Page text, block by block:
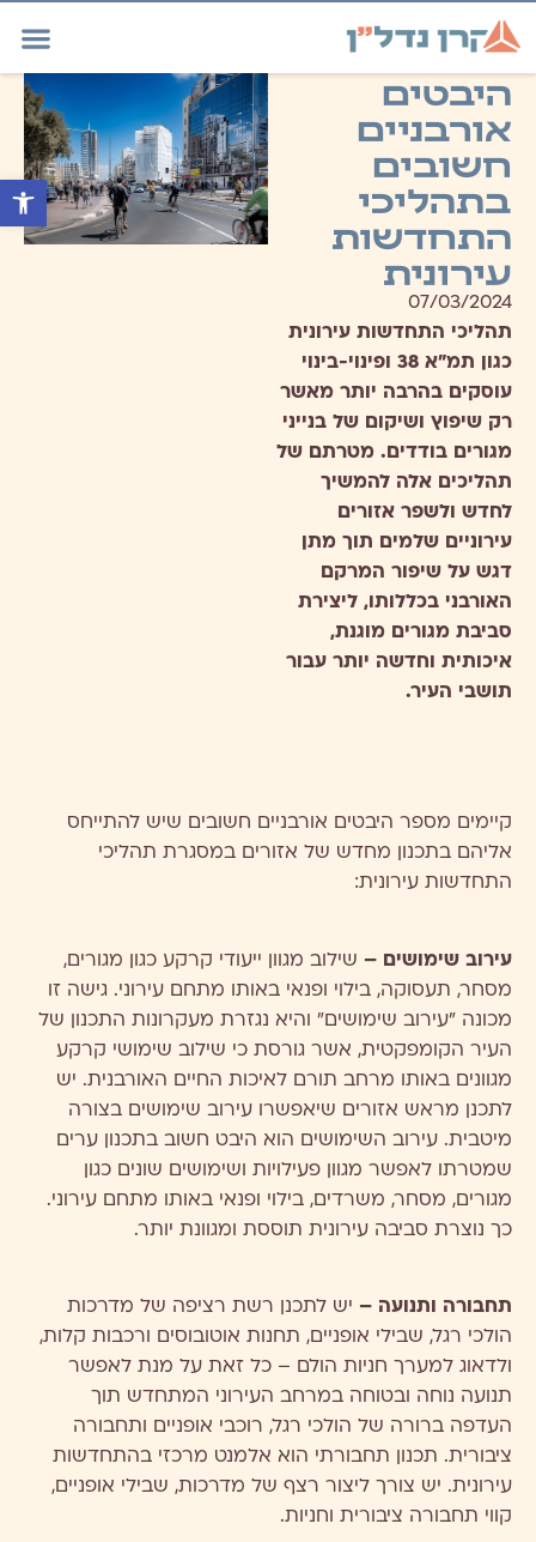
פתח
היבטים
אורבניים
חשובים
בתהליכי
התחדשות
עירונית
07/03/2024
תהליכי התחדשות עירונית
כגון תמ"א 38 ופינוי-בינוי
עוסקים בהרבה יותר מאשר
רק שיפוץ ושיקום של בנייני
מגורים בודדים. מטרתם של
תהליכים אלה להמשיך
לחדש ולשפר אזורים
עירוניים שלמים תוך מתן
דגש על שיפור המרקם
האורבני בכללותו, ליצירת
סביבת מגורים מוגנת,
איכותית וחדשה יותר עבור
תושבי העיר.
קיימים מספר היבטים אורבניים חשובים שיש להתייחס
אליהם בתכנון מחדש של אזורים במסגרת תהליכי
התחדשות עירונית:
עירוב שימושים – שילוב מגוון ייעודי קרקע כגון מגורים,
מסחר, תעסוקה, בילוי ופנאי באותו מתחם עירוני. גישה זו
מכונה "עירוב שימושים" והיא נגזרת מעקרונות התכנון של
העיר הקומפקטית, אשר גורסת כי שילוב שימושי קרקע
מגוונים באותו מרחב תורם לאיכות החיים האורבנית. יש
לתכנן מראש אזורים שיאפשרו עירוב שימושים בצורה
מיטבית. עירוב השימושים הוא היבט חשוב בתכנון ערים
שמטרתו לאפשר מגוון פעילויות ושימושים שונים כגון
מגורים, מסחר, משרדים, בילוי ופנאי באותו מתחם עירוני.
כך נוצרת סביבה עירונית תוססת ומגוונת יותר.
תחבורה ותנועה – יש לתכנן רשת רציפה של מדרכות
הולכי רגל, שבילי אופניים, תחנות אוטובוסים ורכבות קלות,
ולדאוג למערך חניות הולם – כל זאת על מנת לאפשר
תנועה נוחה ובטוחה במרחב העירוני המתחדש תוך
העדפה ברורה של הולכי רגל, רוכבי אופניים ותחבורה
ציבורית. תכנון תחבורתי הוא אלמנט מרכזי בהתחדשות
עירונית. יש צורך ליצור רצף של מדרכות, שבילי אופניים,
קווי תחבורה ציבורית וחניות.